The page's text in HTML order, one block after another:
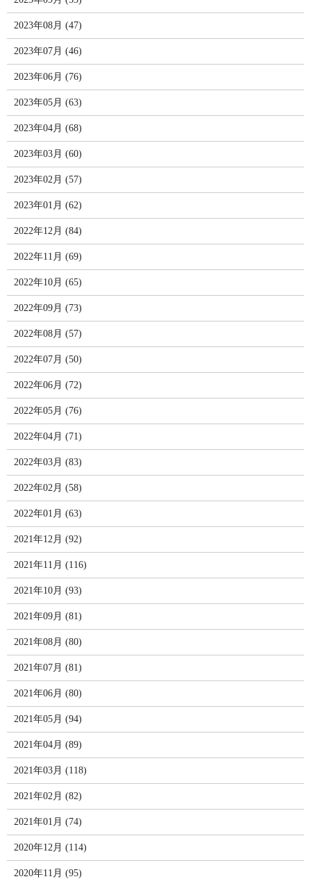
2023年08月 (47)
2023年07月 (46)
2023年06月 (76)
2023年05月 (63)
2023年04月 (68)
2023年03月 (60)
2023年02月 (57)
2023年01月 (62)
2022年12月 (84)
2022年11月 (69)
2022年10月 (65)
2022年09月 (73)
2022年08月 (57)
2022年07月 (50)
2022年06月 (72)
2022年05月 (76)
2022年04月 (71)
2022年03月 (83)
2022年02月 (58)
2022年01月 (63)
2021年12月 (92)
2021年11月 (116)
2021年10月 (93)
2021年09月 (81)
2021年08月 (80)
2021年07月 (81)
2021年06月 (80)
2021年05月 (94)
2021年04月 (89)
2021年03月 (118)
2021年02月 (82)
2021年01月 (74)
2020年12月 (114)
2020年11月 (95)